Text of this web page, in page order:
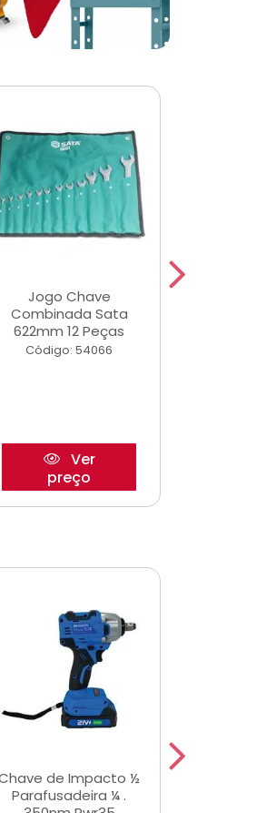
Jogo Chave
Combinada Sata
622mm 12 Peças
Código: 54066
Ver
preço
de Impacto ½
Parafusadeira ¼ .